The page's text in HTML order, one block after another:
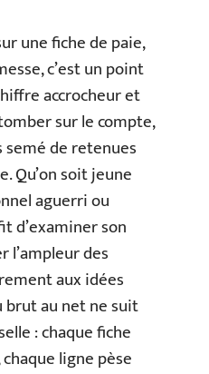
une fiche de paie,
c’est un point
accrocheur et
sur le compte,
de retenues
Qu’on soit jeune
aguerri ou
d’examiner son
l’ampleur des
aux idées
brut au net ne suit
: chaque fiche
ligne pèse